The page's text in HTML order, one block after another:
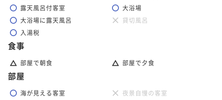
露天風呂付客室
大浴場
大浴場に露天風呂
貸切風呂
入湯税
食事
部屋で朝食 部屋で夕食
部屋
海が見える客室
夜景自慢の客室